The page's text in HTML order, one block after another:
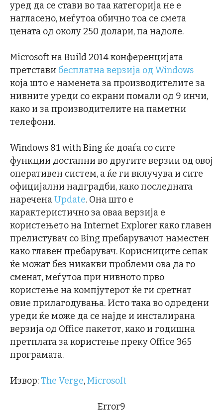
уред да се стави во таа категорија не е
нагласено, меѓутоа обично тоа се смета
цената од околу 250 долари, па надоле.
Microsoft на Build 2014 конференцијата
претстави бесплатна верзија од Windows
која што е наменета за производителите за
нивните уреди со екрани помали од 9 инчи,
како и за производителите на паметни
телефони.
Windows 8.1 with Bing ќе доаѓа со сите
функции достапни во другите верзии од овој
оперативен систем, а ќе ги вклучува и сите
официјални надградби, како последната
нареченаUpdate. Она што е
карактеристично за оваа верзија е
користењето на Internet Explorer како главен
прелистувач со Bing пребарувачот наместен
како главен пребарувач. Корисниците сепак
ќе можат без никакви проблеми ова да го
сменат, меѓутоа при нивното прво
користење на компјутерот ќе ги сретнат
овие прилагодувања. Исто така во одредени
уреди ќе може да се најде и инсталирана
верзија од Office пакетот, како и годишна
претплата за користење преку Office 365
програмата.
Извор: The Verge,Microsoft
Error9